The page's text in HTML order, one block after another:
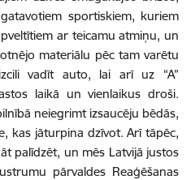
sportiskiem, kuriem
ar teicamu atmiņu, un
materiālu pēc tam varētu
vadīt auto, lai arī uz “A”
laikā un vienlaikus droši.
neiegrimt izsaucēju bēdās,
kas jāturpina dzīvot. Arī tāpēc,
palīdzēt, un mēs Latvijā justos
pārvaldes Reaģēšanas